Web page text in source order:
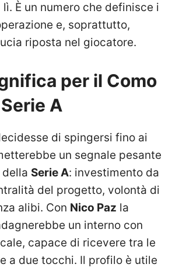
È un numero che definisce i
e, soprattutto,
riposta nel giocatore.
per il Como
A
di spingersi fino ai
un segnale pesante
Serie A: investimento da
del progetto, volontà di
alibi. Con Nico Paz la
un interno con
capace di ricevere tra le
a due tocchi. Il profilo è utile